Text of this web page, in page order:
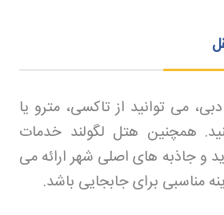
می توانید از تاکسی، مترو یا
همچنین هتل لگولند خدمات
و جاذبه های اصلی شهر ارائه می
مناسبی برای جابجایی باشد.